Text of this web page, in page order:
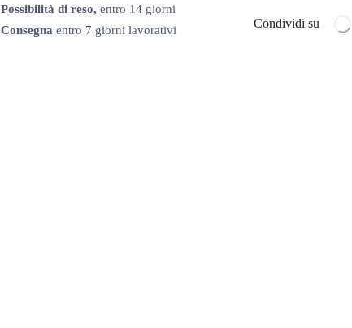
Possibilità di reso, entro 14 giorni
Consegna entro 7 giorni lavorativi Condividi su